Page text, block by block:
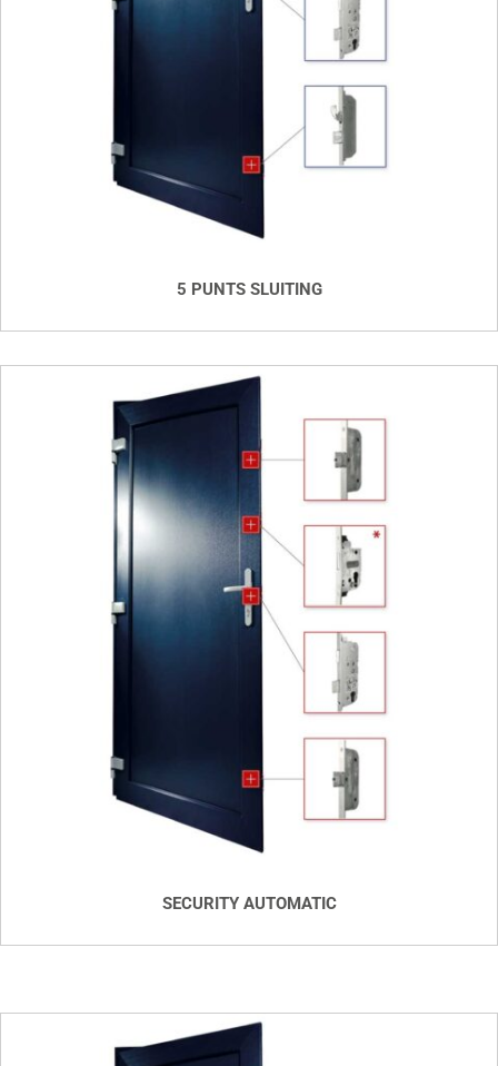
5 PUNTS SLUITING
SECURITY AUTOMATIC